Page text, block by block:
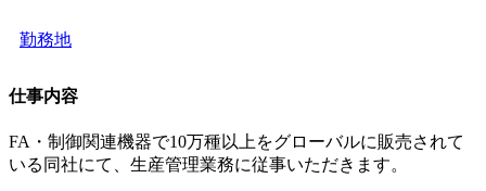
勤務地
仕事内容
FA・制御関連機器で10万種以上をグローバルに販売されて
いる同社にて、生産管理業務に従事いただきます。